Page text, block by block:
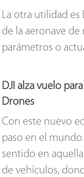
La otra utilidad
de la aeronave
parámetros o
DJI alza vuelo
Drones
Con este nuevo
paso en el mundo
sentido en
de vehículos,